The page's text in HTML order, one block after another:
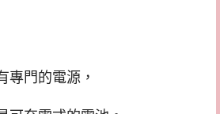
專門的電源，